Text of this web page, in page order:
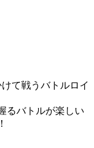
て戦うバトルロイ
るバトルが楽しい